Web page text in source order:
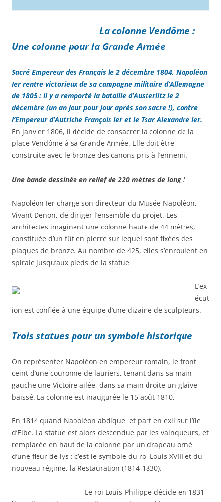
La colonne Vendôme :
Une colonne pour la Grande Armée
Sacré Empereur des Français le 2 décembre 1804, Napoléon
Ier rentre victorieux de sa campagne militaire d’Allemagne
de 1805 : il y a remporté la bataille d’Austerlitz le 2
décembre (un an jour pour jour après son sacre !), contre
l’Empereur d’Autriche François Ier et le Tsar Alexandre Ier.
En janvier 1806, il décide de consacrer la colonne de la
place Vendôme à sa Grande Armée. Elle doit être
construite avec le bronze des canons pris à l’ennemi.
Une bande dessinée en relief de 220 mètres de long !
Napoléon Ier charge son directeur du Musée Napoléon,
Vivant Denon, de diriger l’ensemble du projet. Les
architectes imaginent une colonne haute de 44 mètres,
constituée d’un fût en pierre sur lequel sont fixées des
plaques de bronze. Au nombre de 425, elles s’enroulent en
spirale jusqu’aux pieds de la statue
L’ex
écut
ion est confiée à une équipe d’une dizaine de sculpteurs.
Trois statues pour un symbole historique
On représenter Napoléon en empereur romain, le front
ceint d’une couronne de lauriers, tenant dans sa main
gauche une Victoire ailée, dans sa main droite un glaive
baissé. La colonne est inaugurée le 15 août 1810,
En 1814 quand Napoléon abdique et part en exil sur l’île
d’Elbe. La statue est alors descendue par les vainqueurs, et
remplacée en haut de la colonne par un drapeau orné
d’une fleur de lys : c’est le symbole du roi Louis XVIII et du
nouveau régime, la Restauration (1814-1830).
Le roi Louis-Philippe décide en 1831